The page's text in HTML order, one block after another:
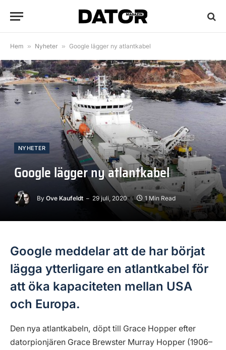
Hem » Nyheter » Google lägger ny atlantkabel
NYHETER
Google lägger ny atlantkabel
By Ove Kaufeldt 29 juli, 2020 1 Min Read
Google meddelar att de har börjat
lägga ytterligare en atlantkabel för
att öka kapaciteten mellan USA
och Europa.
Den nya atlantkabeln, döpt till Grace Hopper efter
datorpionjären Grace Brewster Murray Hopper (1906–